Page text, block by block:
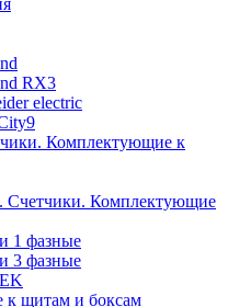
RX3
electric
Комплектующие к
Комплектующие
1 фазные
3 фазные
щитам и боксам